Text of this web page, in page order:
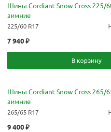
Шины Cordiant Snow Cross 225/
зимние
225/60 R17
7 940₽
В корзину
Шины Cordiant Snow Cross 265/
зимние
265/65 R17
9 400₽